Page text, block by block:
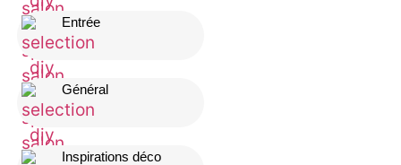
Entrée
Général
Inspirations déco